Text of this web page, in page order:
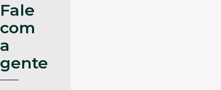
Fale
com
a
gente